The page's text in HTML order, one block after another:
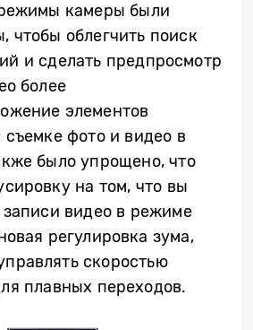
камеры были
чтобы облегчить поиск
и сделать предпросмотр
более
элементов
фото и видео в
было упрощено, что
на том, что вы
видео в режиме
регулировка зума,
скоростью
плавных переходов.